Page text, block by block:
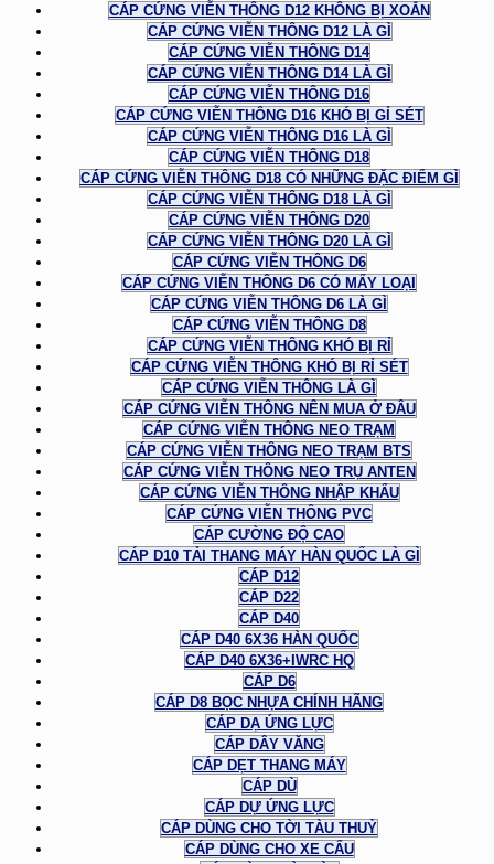
CÁP CỨNG VIỄN THÔNG D12 KHÔNG BỊ XOẮN
CÁP CỨNG VIỄN THÔNG D12 LÀ GÌ
CÁP CỨNG VIỄN THÔNG D14
CÁP CỨNG VIỄN THÔNG D14 LÀ GÌ
CÁP CỨNG VIỄN THÔNG D16
CÁP CỨNG VIỄN THÔNG D16 KHÓ BỊ GỈ SÉT
CÁP CỨNG VIỄN THÔNG D16 LÀ GÌ
CÁP CỨNG VIỄN THÔNG D18
CÁP CỨNG VIỄN THÔNG D18 CÓ NHỮNG ĐẶC ĐIỂM GÌ
CÁP CỨNG VIỄN THÔNG D18 LÀ GÌ
CÁP CỨNG VIỄN THÔNG D20
CÁP CỨNG VIỄN THÔNG D20 LÀ GÌ
CÁP CỨNG VIỄN THÔNG D6
CÁP CỨNG VIỄN THÔNG D6 CÓ MẤY LOẠI
CÁP CỨNG VIỄN THÔNG D6 LÀ GÌ
CÁP CỨNG VIỄN THÔNG D8
CÁP CỨNG VIỄN THÔNG KHÓ BỊ RỈ
CÁP CỨNG VIỄN THÔNG KHÓ BỊ RỈ SÉT
CÁP CỨNG VIỄN THÔNG LÀ GÌ
CÁP CỨNG VIỄN THÔNG NÊN MUA Ở ĐÂU
CÁP CỨNG VIỄN THÔNG NEO TRẠM
CÁP CỨNG VIỄN THÔNG NEO TRẠM BTS
CÁP CỨNG VIỄN THÔNG NEO TRỤ ANTEN
CÁP CỨNG VIỄN THÔNG NHẬP KHẨU
CÁP CỨNG VIỄN THÔNG PVC
CÁP CƯỜNG ĐỘ CAO
CÁP D10 TẢI THANG MÁY HÀN QUỐC LÀ GÌ
CÁP D12
CÁP D22
CÁP D40
CÁP D40 6X36 HÀN QUỐC
CÁP D40 6X36+IWRC HQ
CÁP D6
CÁP D8 BỌC NHỰA CHÍNH HÃNG
CÁP DẠ ỨNG LỰC
CÁP DÂY VĂNG
CÁP DẸT THANG MÁY
CÁP DÙ
CÁP DỰ ỨNG LỰC
CÁP DÙNG CHO TỜI TÀU THUỶ
CÁP DÙNG CHO XE CẨU